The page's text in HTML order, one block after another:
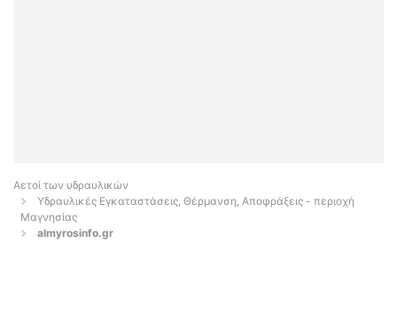
Αετοί των υδραυλικών
Υδραυλικές Εγκαταστάσεις, Θέρμανση, Αποφράξεις - περιοχή
Μαγνησίας
almyrosinfo.gr